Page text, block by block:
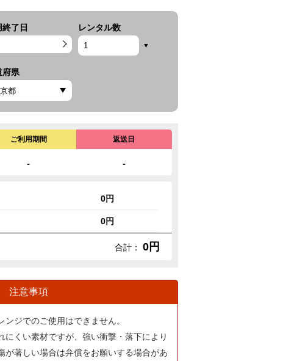
了日 レンタル数
府県
ご利用期間
-
返送日
-
0円
0円
合計： 0円
注意事項
ジでのご使用はできません。
くい素材ですが、強い衝撃・落下により
が著しい場合は弁償をお願いする場合があ